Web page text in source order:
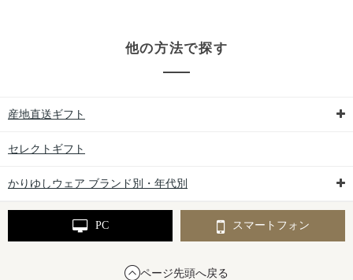
他の方法で探す
産地直送ギフト
セレクトギフト
かりゆしウェア ブランド別・年代別
PC スマートフォン
ページ先頭へ戻る